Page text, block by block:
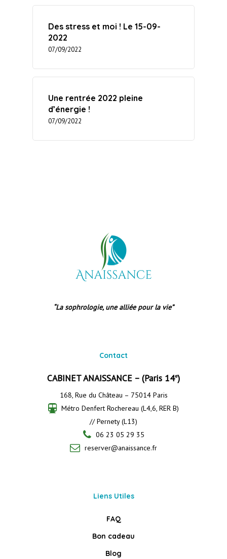
Des stress et moi ! Le 15-09-
2022
07/09/2022
Une rentrée 2022 pleine
d’énergie !
07/09/2022
“La sophrologie, une alliée pour la vie”
Contact
CABINET ANAISSANCE – (Paris 14e)
168, Rue du Château – 75014 Paris
Métro Denfert Rochereau (L4,6, RER B)
// Pernety (L13)
06 23 05 29 35
reserver@anaissance.fr
Liens Utiles
FAQ
Bon cadeau
Blog